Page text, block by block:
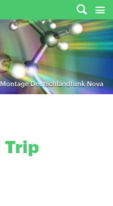
Deutschlandfunk Nova
Trip